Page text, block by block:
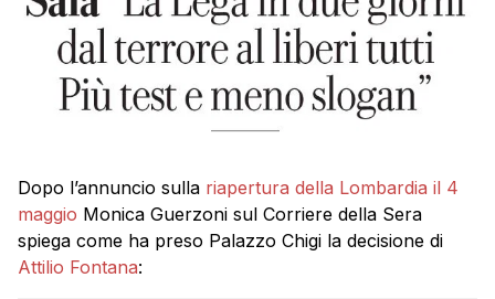
Dopo l’annuncio sulla riapertura della Lombardia il 4
maggio Monica Guerzoni sul Corriere della Sera
spiega come ha preso Palazzo Chigi la decisione di
Attilio Fontana: